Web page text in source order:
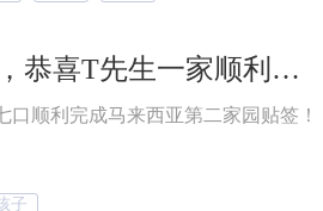
一家七口一同前往，恭喜T先生一家顺利完成马来西亚第二家园贴签！
帮客户T先生 一家七口顺利完成马来西亚第二家园贴签！
子